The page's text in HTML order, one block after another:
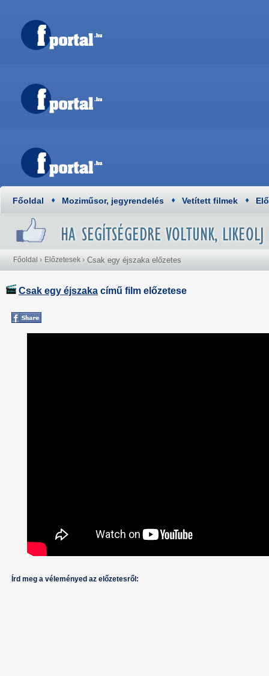
Főoldal Moziműsor, jegyrendelés Vetített filmek
Főoldal › Előzetesek › Csak egy éjszaka előzetes
Csak egy éjszaka című film előzetese
Írd meg a véleményed az előzetesről: